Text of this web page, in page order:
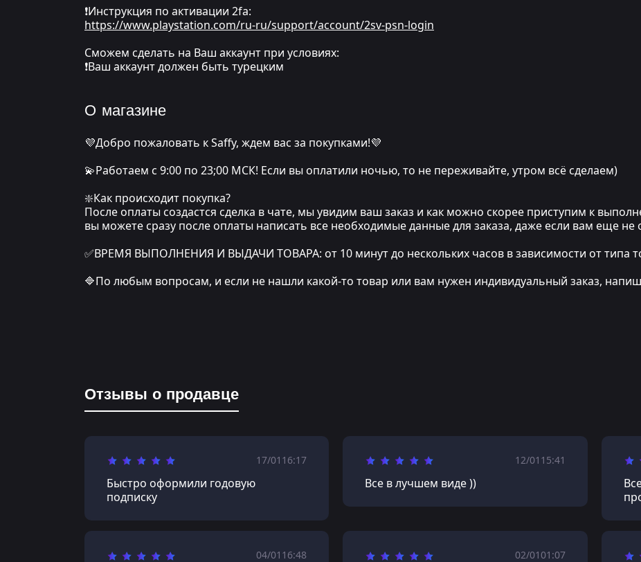
❗Инструкция по активации 2fa:
https://www.playstation.com/ru-ru/support/account/2sv-psn-login
Сможем сделать на Ваш аккаунт при условиях:
❗Ваш аккаунт должен быть турецким
О магазине
💜Добро пожаловать к Saffy, ждем вас за покупками!💜
💫Работаем с 9:00 по 23;00 МСК! Если вы оплатили ночью, то не переживайте, утром всё сделаем)
❇️Как происходит покупка?
После оплаты создастся сделка в чате, мы увидим ваш заказ и как можно скорее приступим к
вы можете сразу после оплаты написать все необходимые данные для заказа, даже если вам еще не
✅ВРЕМЯ ВЫПОЛНЕНИЯ И ВЫДАЧИ ТОВАРА: от 10 минут до нескольких часов в зависимости от типа
🔷По любым вопросам, и если не нашли какой-то товар или вам нужен индивидуальный заказ,
Отзывы о продавце
17/01 16:17
Быстро оформили годовую
подписку
12/01 15:41
Все в лучшем виде ))
04/01 16:48 02/0101:07